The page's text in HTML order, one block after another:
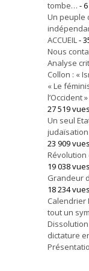
tombe… -
Un peuple
ACCUEIL-
Nous
Analyse
Collon : «
« Le
l’Occident
27 519 vues
Un seul
judaïsation
23 909 vues
19 038 vues
Grandeur
18 234 vues
Calendrier
tout un
dictature